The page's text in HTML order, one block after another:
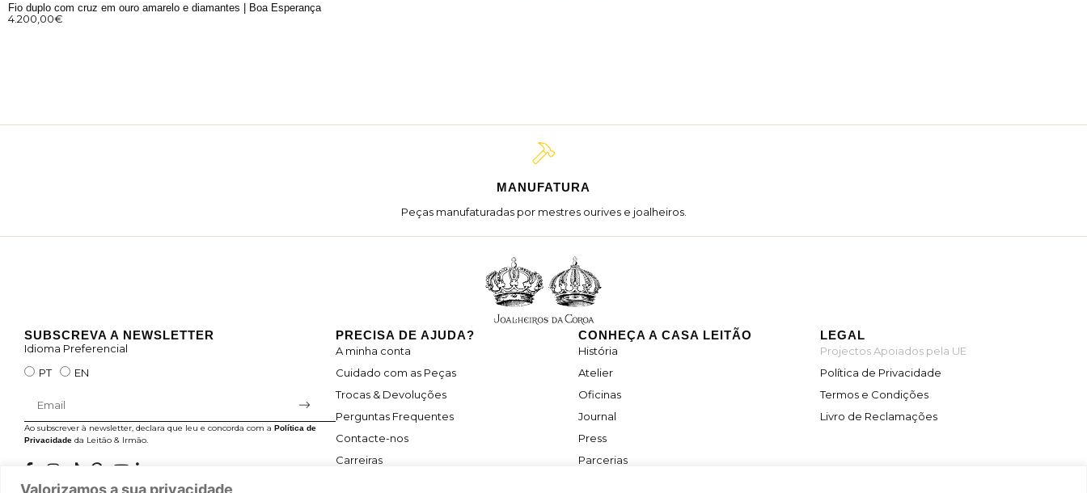
Valorizamos a sua privacidade
Fio duplo com cruz em ouro amarelo e diamantes | Boa Esperança
4.200,00€
MANUFATURA
Peças manufaturadas por mestres ourives e joalheiros.
SUBSCREVA A NEWSLETTER
Idioma Preferencial
PT
EN
Ao subscrever à newsletter, declara que leu e concorda com a Política de
Privacidade da Leitão & Irmão.
PRECISA DE AJUDA?
A minha conta
Cuidado com as Peças
Trocas & Devoluções
Perguntas Frequentes
Contacte-nos
Carreiras
CONHEÇA A CASA LEITÃO
História
Atelier
Oficinas
Journal
Press
Parcerias
LEGAL
Projectos Apoiados pela UE
Política de Privacidade
Termos e Condições
Livro de Reclamações